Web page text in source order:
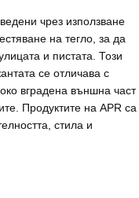
чрез използване
на тегло, за да
и пистата. Този
се отличава с
вградена външна част
Продуктите на APR са
стила и